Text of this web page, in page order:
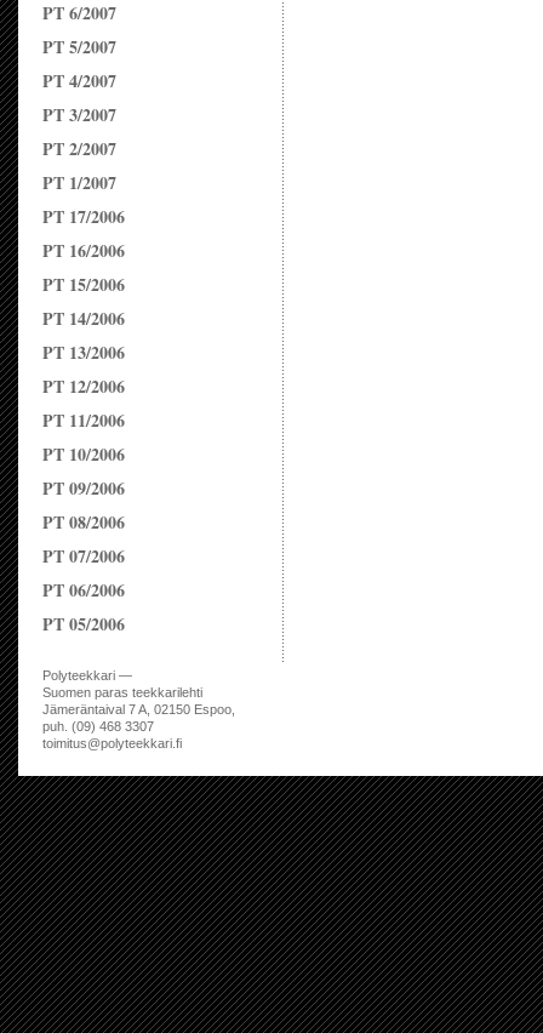
PT 6/2007
PT 5/2007
PT 4/2007
PT 3/2007
PT 2/2007
PT 1/2007
PT 17/2006
PT 16/2006
PT 15/2006
PT 14/2006
PT 13/2006
PT 12/2006
PT 11/2006
PT 10/2006
PT 09/2006
PT 08/2006
PT 07/2006
PT 06/2006
PT 05/2006
Polyteekkari —
Suomen paras teekkarilehti
Jämeräntaival 7 A, 02150 Espoo,
puh. (09) 468 3307
toimitus@polyteekkari.fi